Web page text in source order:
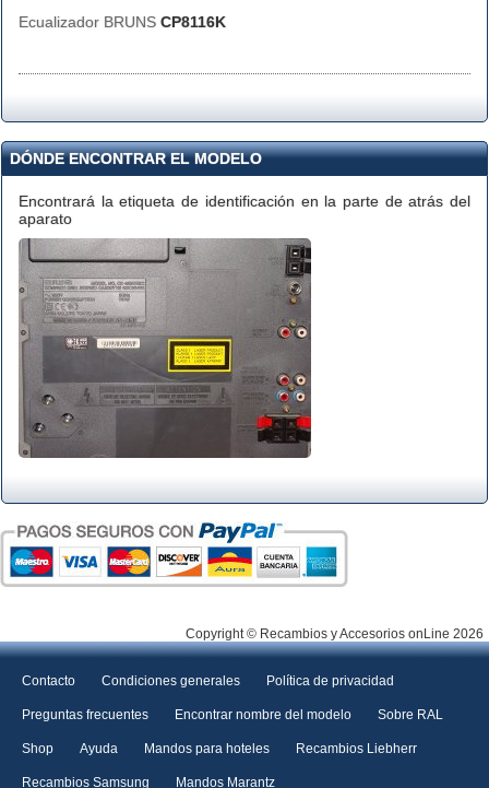
Ecualizador BRUNS CP8116K
DÓNDE ENCONTRAR EL MODELO
Encontrará la etiqueta de identificación en la parte de atrás del
aparato
Copyright © Recambios y Accesorios onLine 2026
Contacto Condiciones generales Política de privacidad
Preguntas frecuentes Encontrar nombre del modelo Sobre RAL
Shop Ayuda Mandos para hoteles Recambios Liebherr
Recambios Samsung Mandos Marantz